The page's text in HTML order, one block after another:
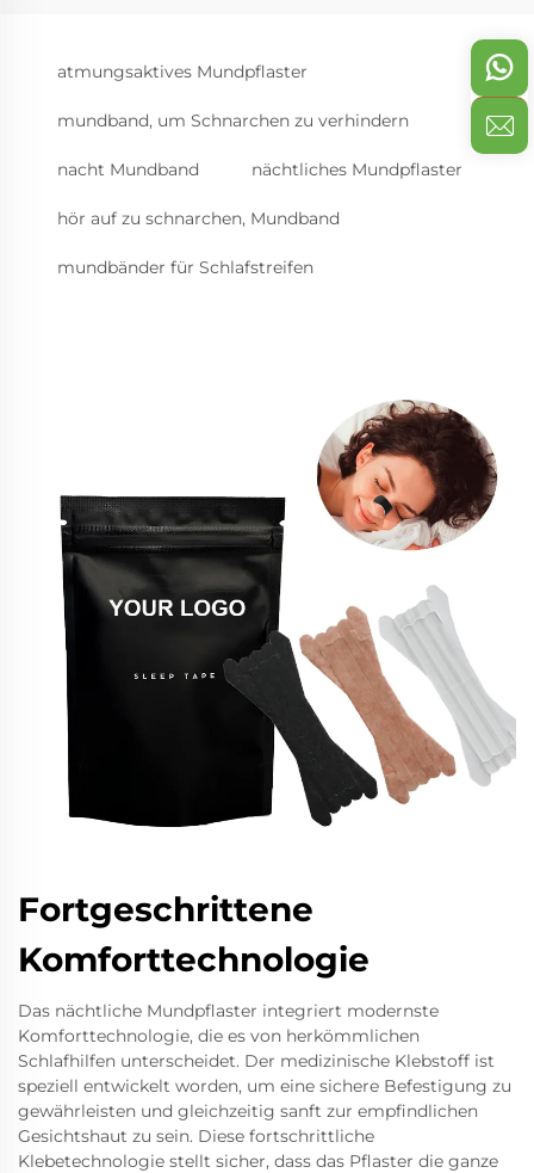
atmungsaktives Mundpflaster
mundband, um Schnarchen zu verhindern
nacht Mundband nächtliches Mundpflaster
hör auf zu schnarchen, Mundband
mundbänder für Schlafstreifen
Fortgeschrittene
Komforttechnologie
Das nächtliche Mundpflaster integriert modernste
Komforttechnologie, die es von herkömmlichen
Schlafhilfen unterscheidet. Der medizinische Klebstoff ist
speziell entwickelt worden, um eine sichere Befestigung zu
gewährleisten und gleichzeitig sanft zur empfindlichen
Gesichtshaut zu sein. Diese fortschrittliche
Klebetechnologie stellt sicher, dass das Pflaster die ganze